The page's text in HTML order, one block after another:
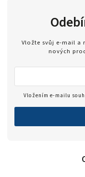
Vložte svůj e-mail a
nových
Vložením e-mailu